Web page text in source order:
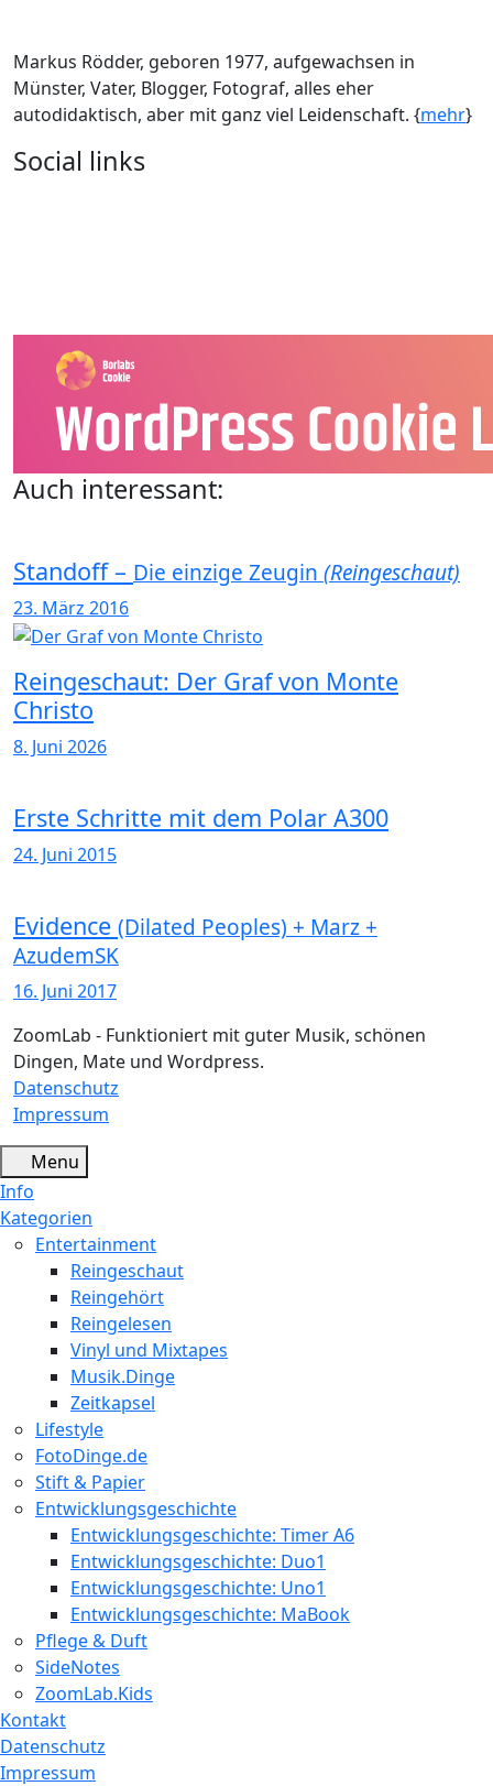
Markus Rödder, geboren 1977, aufgewachsen in
Münster, Vater, Blogger, Fotograf, alles eher
autodidaktisch, aber mit ganz viel Leidenschaft. {mehr}
Social links
Auch interessant:
Standoff – Die einzige Zeugin (Reingeschaut)
23. März 2016
Reingeschaut: Der Graf von Monte
Christo
8. Juni 2026
Erste Schritte mit dem Polar A300
24. Juni 2015
Evidence (Dilated Peoples) + Marz +
AzudemSK
16. Juni 2017
ZoomLab - Funktioniert mit guter Musik, schönen
Dingen, Mate und Wordpress.
Datenschutz
Impressum
Menu
Info
Kategorien
Entertainment
Reingeschaut
Reingehört
Reingelesen
Vinyl und Mixtapes
Musik.Dinge
Zeitkapsel
Lifestyle
FotoDinge.de
Stift & Papier
Entwicklungsgeschichte
Entwicklungsgeschichte: Timer A6
Entwicklungsgeschichte: Duo1
Entwicklungsgeschichte: Uno1
Entwicklungsgeschichte: MaBook
Pflege & Duft
SideNotes
ZoomLab.Kids
Kontakt
Datenschutz
Impressum